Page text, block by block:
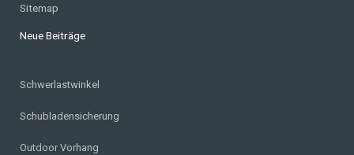
Sitemap
Neue Beiträge
Schwerlastwinkel
Schubladensicherung
Outdoor Vorhang